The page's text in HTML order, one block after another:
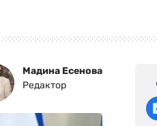
Мадина Есенова
Редактор